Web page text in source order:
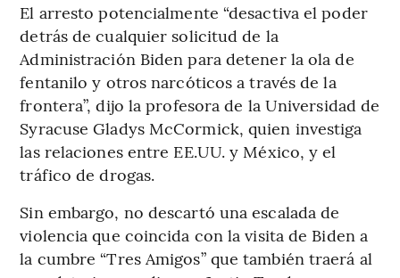
El arresto potencialmente “desactiva el poder
detrás de cualquier solicitud de la
Administración Biden para detener la ola de
fentanilo y otros narcóticos a través de la
frontera”, dijo la profesora de la Universidad de
Syracuse Gladys McCormick, quien investiga
las relaciones entre EE.UU. y México, y el
tráfico de drogas.
Sin embargo, no descartó una escalada de
violencia que coincida con la visita de Biden a
la cumbre “Tres Amigos” que también traerá al